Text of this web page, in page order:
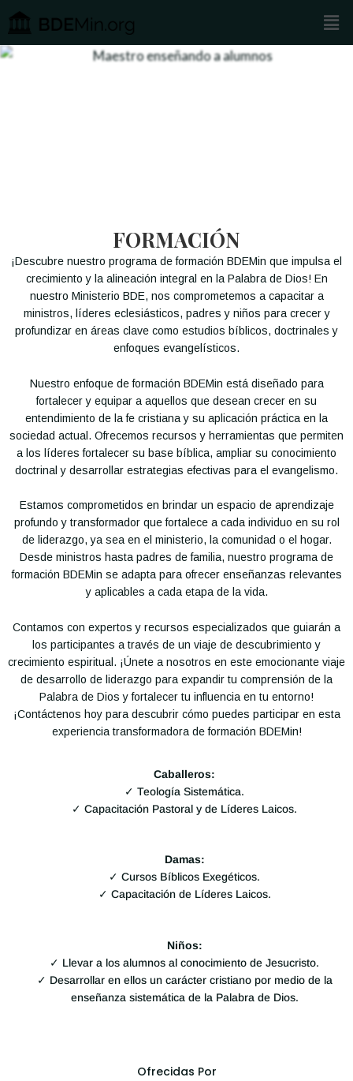
contenido
FORMACIÓN
¡Descubre nuestro programa de formación BDEMin que impulsa el
crecimiento y la alineación integral en la Palabra de Dios! En
nuestro Ministerio BDE, nos comprometemos a capacitar a
ministros, líderes eclesiásticos, padres y niños para crecer y
profundizar en áreas clave como estudios bíblicos, doctrinales y
enfoques evangelísticos.
Nuestro enfoque de formación BDEMin está diseñado para
fortalecer y equipar a aquellos que desean crecer en su
entendimiento de la fe cristiana y su aplicación práctica en la
sociedad actual. Ofrecemos recursos y herramientas que permiten
a los líderes fortalecer su base bíblica, ampliar su conocimiento
doctrinal y desarrollar estrategias efectivas para el evangelismo.
Estamos comprometidos en brindar un espacio de aprendizaje
profundo y transformador que fortalece a cada individuo en su rol
de liderazgo, ya sea en el ministerio, la comunidad o el hogar.
Desde ministros hasta padres de familia, nuestro programa de
formación BDEMin se adapta para ofrecer enseñanzas relevantes
y aplicables a cada etapa de la vida.
Contamos con expertos y recursos especializados que guiarán a
los participantes a través de un viaje de descubrimiento y
crecimiento espiritual. ¡Únete a nosotros en este emocionante viaje
de desarrollo de liderazgo para expandir tu comprensión de la
Palabra de Dios y fortalecer tu influencia en tu entorno!
¡Contáctenos hoy para descubrir cómo puedes participar en esta
experiencia transformadora de formación BDEMin!
Caballeros:
✓ Teología Sistemática.
✓ Capacitación Pastoral y de Líderes Laicos.
Damas:
✓ Cursos Bíblicos Exegéticos.
✓ Capacitación de Líderes Laicos.
Niños:
✓ Llevar a los alumnos al conocimiento de Jesucristo.
✓ Desarrollar en ellos un carácter cristiano por medio de la
enseñanza sistemática de la Palabra de Dios.
Ofrecidas Por